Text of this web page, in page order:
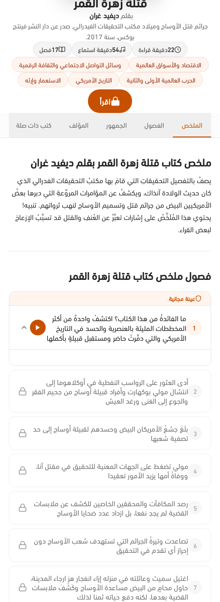
بقلمديفيد غران
جرائم قتل الأوساج وميلاد مكتب التحقيقات الفيدرالي. صدر عن دار النشر فينتج
بوكس، سنة 2017.
22دقيقة قراءة 54دقيقة استماع 17فصل
الاقتصاد والأسواق العالمية
وسائل التواصل الاجتماعي والثقافة الرقمية
الحرب العالمية الأولى والثانية
التاريخ الأمريكي الاستعمار وإرثه
اقرأ
الملخص الفصول الجمهور المؤلف كتب ذات صلة
ملخص كتاب قتلة زهرة القمر بقلم ديفيد غران
يصفُ بالتفصيل التحقيقاتِ التي قامَ بها مكتبُ التحقيقات الفدرالي الذي
كان حديث الولادة آنذاك، ويكشفُ عن المؤامرات المروِّعةِ التي دبرها بعضُ
الأمريكيين البيض من جرائم قتل وتسميم الأوساج لنهب ثرواتهم. تنبيه!
يحتوي هذا المُلَخَّصُ على إشارات تعبِّرُ عن العُنفِ والقتل قد تسبِّبُ الإزعاجَ
لبعض القراء.
فصول ملخص كتاب قتلة زهرة القمر
عينة مجانية
1
ما الفائدةُ من هذا الكتاب؟ اكتشفْ واحدةً من أكثر
المخططات المليئة بالعنصرية والحسد في التاريخ
الأمريكي والتي دمَّرتْ حاضر ومستقبل قبيلةٍ بأكملها
2
أدى العثور على الرواسب النفطية في أوكلاهوما إلى
انتشال مولي بوكهارت وأفراد قبيلة أوساج من جحيم الفقر
والجوع إلى الغنى ورغد العيش
3
بلَغَ جشعُ الأمريكان البيض وحسدهم لقبيلة أوساج إلى حد
تصفية شعبها
4 مولي تضغط على الجهات المعنية للتحقيق في مقتل آنا،
ووفاةُ أمها يزيد الأمور تعقيدا
5
رصد المكافآت والمحققين الخاصين للكشف عن ملابسات
القضية لم يجدِ نفعا، بل ازداد عدد ضحايا الأوساج
6 تصاعدت وتيرةُ الجرائم التي تستهدف شعب الأوساج دون
إحراز أي تقدم في التحقيق
7
اغتيل سميث وعائلته في منزله إزاء انفجار هز ارجاء المدينة،
حاول محامٍ من البيض مساعدة الأوساج وكَشْفَ ملابسات
القضية بعدها، لكنه دفع حياته ثمنا لذلك